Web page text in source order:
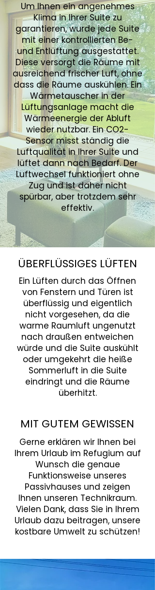
Um Ihnen ein angenehmes
Klima in Ihrer Suite zu
garantieren, wurde jede Suite
mit einer kontrollierten Be-
und Entlüftung ausgestattet.
Diese versorgt die Räume mit
ausreichend frischer Luft, ohne
dass die Räume auskühlen. Ein
Wärmetauscher in der
Lüftungsanlage macht die
Wärmeenergie der Abluft
wieder nutzbar. Ein CO2-
Sensor misst ständig die
Luftqualität in Ihrer Suite und
lüftet dann nach Bedarf. Der
Luftwechsel funktioniert ohne
Zug und ist daher nicht
spürbar, aber trotzdem sehr
effektiv.
ÜBERFLÜSSIGES LÜFTEN
Ein Lüften durch das Öffnen
von Fenstern und Türen ist
überflüssig und eigentlich
nicht vorgesehen, da die
warme Raumluft ungenutzt
nach draußen entweichen
würde und die Suite auskühlt
oder umgekehrt die heiße
Sommerluft in die Suite
eindringt und die Räume
überhitzt.
MIT GUTEM GEWISSEN
Gerne erklären wir Ihnen bei
Ihrem Urlaub im Refugium auf
Wunsch die genaue
Funktionsweise unseres
Passivhauses und zeigen
Ihnen unseren Technikraum.
Vielen Dank, dass Sie in Ihrem
Urlaub dazu beitragen, unsere
kostbare Umwelt zu schützen!